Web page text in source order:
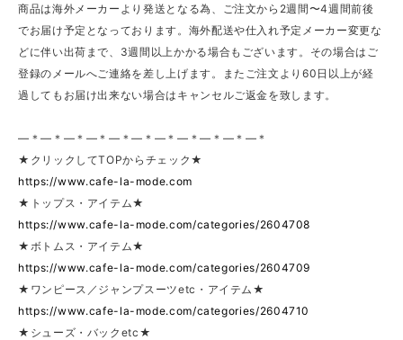
商品は海外メーカーより発送となる為、ご注文から2週間〜4週間前後
でお届け予定となっております。海外配送や仕入れ予定メーカー変更な
どに伴い出荷まで、3週間以上かかる場合もございます。その場合はご
登録のメールへご連絡を差し上げます。またご注文より60日以上が経
過してもお届け出来ない場合はキャンセルご返金を致します。
—＊—＊—＊—＊—＊—＊—＊—＊—＊—＊—＊
★クリックしてTOPからチェック★
https://www.cafe-la-mode.com
★トップス・アイテム★
https://www.cafe-la-mode.com/categories/2604708
★ボトムス・アイテム★
https://www.cafe-la-mode.com/categories/2604709
★ワンピース／ジャンプスーツetc・アイテム★
https://www.cafe-la-mode.com/categories/2604710
★シューズ・バックetc★